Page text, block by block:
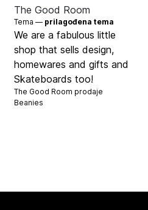
The Good Room
Tema — prilagođena tema
We are a fabulous little
shop that sells design,
homewares and gifts and
Skateboards too!
The Good Room prodaje
Beanies